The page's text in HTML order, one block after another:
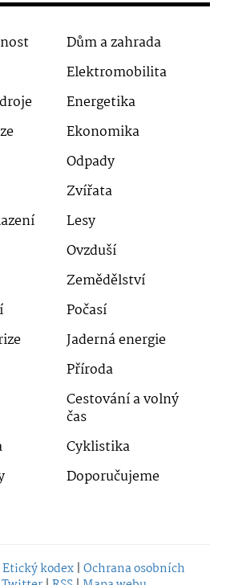
Dům a zahrada
Elektromobilita
Energetika
Ekonomika
Odpady
Zvířata
Lesy
Ovzduší
Zemědělství
Počasí
Jaderná energie
Příroda
Cestování a volný
čas
Cyklistika
Doporučujeme
Etický kodex | Ochrana osobních